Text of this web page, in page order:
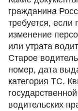
гражданина
требуется, если
изменение
или утрата
Старое
номер, дата
категория ТС.
водительских